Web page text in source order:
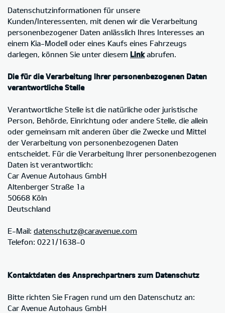
Datenschutzinformationen für unsere
Kunden/Interessenten, mit denen wir die Verarbeitung
personenbezogener Daten anlässlich Ihres Interesses an
einem Kia-Modell oder eines Kaufs eines Fahrzeugs
darlegen, können Sie unter diesem Linkabrufen.
Die für die Verarbeitung Ihrer personenbezogenen Daten
verantwortliche Stelle
Verantwortliche Stelle ist die natürliche oder juristische
Person, Behörde, Einrichtung oder andere Stelle, die allein
oder gemeinsam mit anderen über die Zwecke und Mittel
der Verarbeitung von personenbezogenen Daten
entscheidet. Für die Verarbeitung Ihrer personenbezogenen
Daten ist verantwortlich:
Car Avenue Autohaus GmbH
Altenberger Straße 1a
50668 Köln
Deutschland
E-Mail: datenschutz@caravenue.com
Telefon: 0221/1638-0
Kontaktdaten des Ansprechpartners zum Datenschutz
Bitte richten Sie Fragen rund um den Datenschutz an:
Car Avenue Autohaus GmbH